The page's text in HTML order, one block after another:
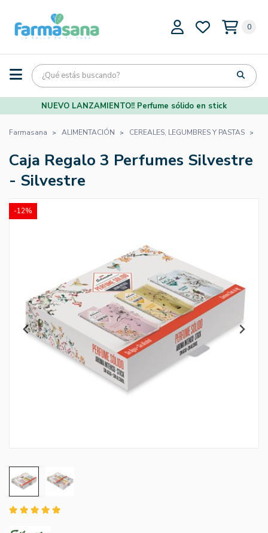
0
NUEVO LANZAMIENTO!! Perfume sólido en stick
Farmasana ALIMENTACIÓN CEREALES, LEGUMBRES Y PASTAS
Caja Regalo 3 Perfumes Silvestre
- Silvestre
-12%